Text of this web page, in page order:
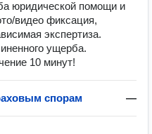
юридической помощи и
видео фиксация,
экспертиза.
ущерба.
10 минут!
спорам —